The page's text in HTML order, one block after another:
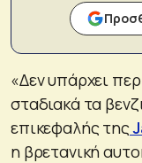
«Δεν υπάρχει
σταδιακά τα
επικεφαλής της
η βρετανική